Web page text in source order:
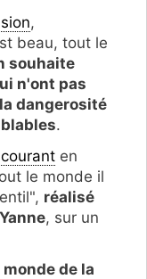
,
beau, tout le
souhaite
n'ont pas
dangerosité
.
en
le monde il
réalisé
, sur un
de la